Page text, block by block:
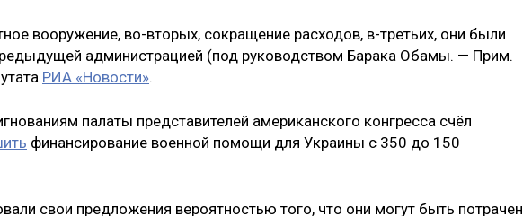
вооружение, во-вторых, сокращение расходов, в-третьих, они были
администрацией (под руководством Барака Обамы. — Прим.
РИА «Новости».
палаты представителей американского конгресса счёл
финансирование военной помощи для Украины с 350 до 150
свои предложения вероятностью того, что они могут быть